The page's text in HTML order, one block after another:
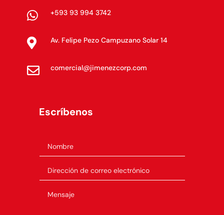
 +593 93 994 3742
 Av. Felipe Pezo Campuzano Solar 14
 comercial@jimenezcorp.com
Escríbenos